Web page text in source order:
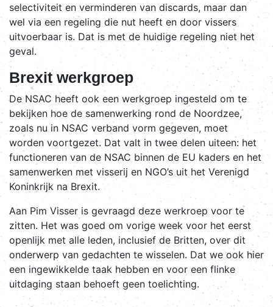
selectiviteit en verminderen van discards, maar dan
wel via een regeling die nut heeft en door vissers
uitvoerbaar is. Dat is met de huidige regeling niet het
geval.
Brexit werkgroep
De NSAC heeft ook een werkgroep ingesteld om te
bekijken hoe de samenwerking rond de Noordzee,
zoals nu in NSAC verband vorm gegeven, moet
worden voortgezet. Dat valt in twee delen uiteen: het
functioneren van de NSAC binnen de EU kaders en het
samenwerken met visserij en NGO’s uit het Verenigd
Koninkrijk na Brexit.
Aan Pim Visser is gevraagd deze werkroep voor te
zitten. Het was goed om vorige week voor het eerst
openlijk met alle leden, inclusief de Britten, over dit
onderwerp van gedachten te wisselen. Dat we ook hier
een ingewikkelde taak hebben en voor een flinke
uitdaging staan behoeft geen toelichting.